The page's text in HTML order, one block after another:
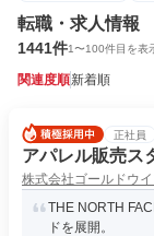
転職・求人情報
1441件1〜100件目を表
関連度順新着順
正社員
アパレル販売ス
株式会社ゴールドウ
THE NORTH
ドを展開。